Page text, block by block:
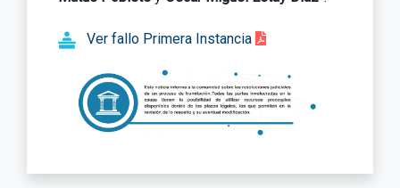
Ver fallo Primera Instancia